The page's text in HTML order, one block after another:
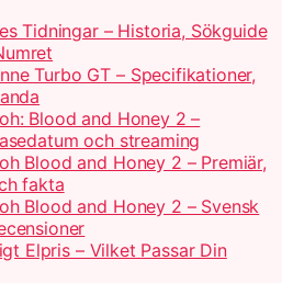
Tidningar – Historia, Sökguide
Turbo GT – Specifikationer,
Blood and Honey 2 –
och streaming
Blood and Honey 2 – Premiär,
fakta
Blood and Honey 2 – Svensk
Elpris – Vilket Passar Din